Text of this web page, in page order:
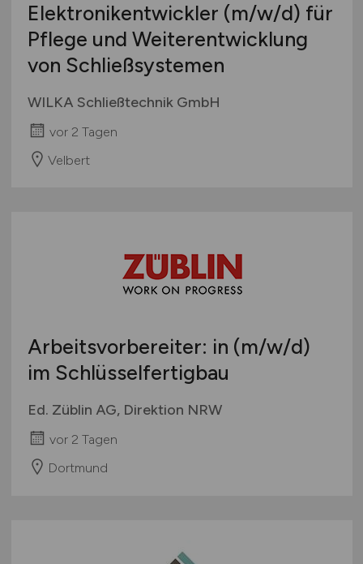
Elektronikentwickler (m/w/d) für
Pflege und Weiterentwicklung
von Schließsystemen
WILKA Schließtechnik GmbH
vor 2 Tagen
Velbert
Arbeitsvorbereiter: in (m/w/d)
im Schlüsselfertigbau
Ed. Züblin AG, Direktion NRW
vor 2 Tagen
Dortmund